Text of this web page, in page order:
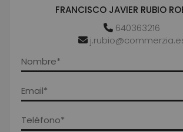
FRANCISCO JAVIER RUBIO
640363216